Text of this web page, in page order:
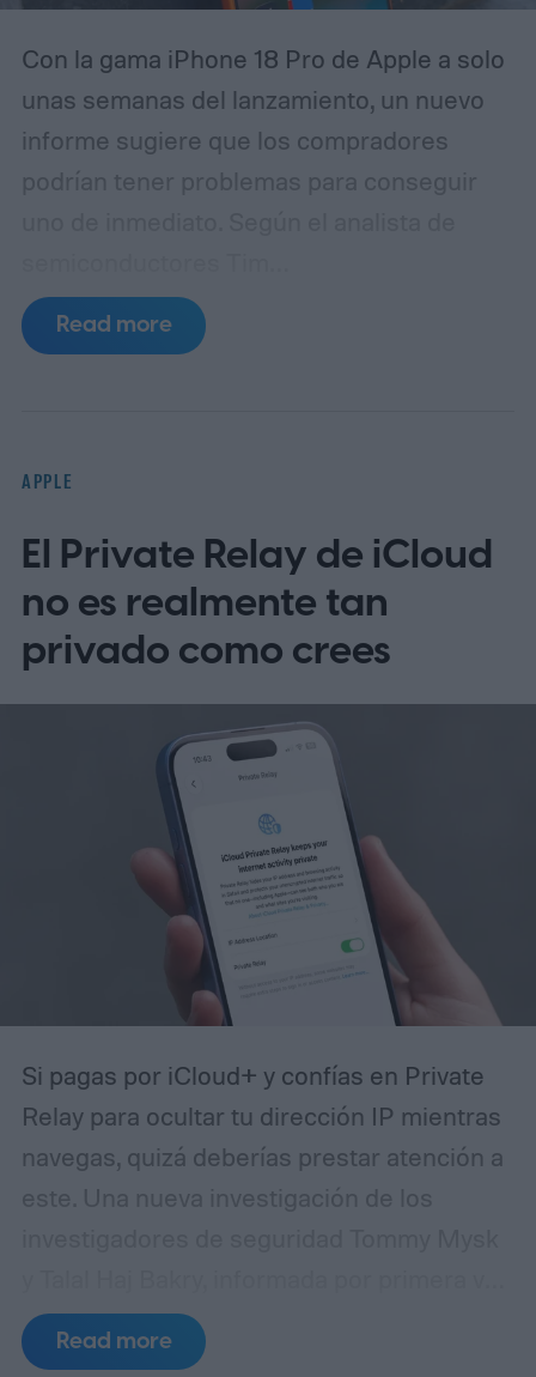
Con la gama iPhone 18 Pro de Apple a solo
unas semanas del lanzamiento, un nuevo
informe sugiere que los compradores
podrían tener problemas para conseguir
Culpan (vía 9to5Mac), la escasez de DRAM
está frenando la producción y podría dejar
Read more
APPLE
El Private Relay de iCloud
no es realmente tan
privado como crees
Si pagas por iCloud+ y confías en Private
Relay para ocultar tu dirección IP mientras
navegas, quizá deberías prestar atención a
este. Una nueva investigación de los
por 404 Media, revela que Private Relay no
oculta tu dirección IP tan bien como afirma
Read more